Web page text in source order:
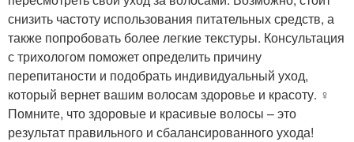
снизить частоту использования питательных средств, а
также попробовать более легкие текстуры. Консультация
с трихологом поможет определить причину
перепитаности и подобрать индивидуальный уход,
который вернет вашим волосам здоровье и красоту. ‍♀️
Помните, что здоровые и красивые волосы – это
результат правильного и сбалансированного ухода!